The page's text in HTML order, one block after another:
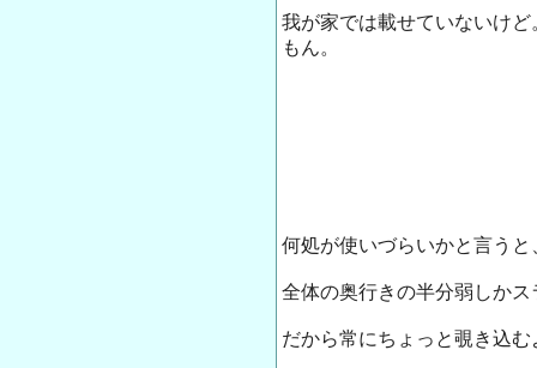
我が家では載せていないけ
もん。
何処が使いづらいかと言う
全体の奥行きの半分弱しか
だから常にちょっと覗き込